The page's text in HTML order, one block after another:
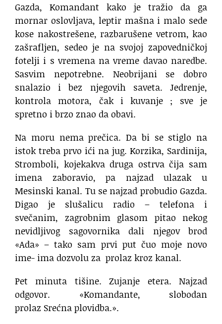
Gazda, Komandant kako je tražio da ga
mornar oslovljava, leptir mašna i malo sede
kose nakostrešene, razbarušene vetrom, kao
zašrafljen, sedeo je na svojoj zapovedničkoj
fotelji i s vremena na vreme davao naredbe.
Sasvim nepotrebne. Neobrijani se dobro
snalazio i bez njegovih saveta. Jedrenje,
kontrola motora, čak i kuvanje ; sve je
spretno i brzo znao da obavi.
Na moru nema prečica. Da bi se stiglo na
istok treba prvo ići na jug. Korzika, Sardinija,
Stromboli, kojekakva druga ostrva čija sam
imena zaboravio, pa najzad ulazak u
Mesinski kanal. Tu se najzad probudio Gazda.
Digao je slušalicu radio – telefona i
svečanim, zagrobnim glasom pitao nekog
nevidljivog sagovornika dali njegov brod
«Ada» – tako sam prvi put čuo moje novo
ime- ima dozvolu za prolaz kroz kanal.
Pet minuta tišine. Zujanje etera. Najzad
odgovor. «Komandante, slobodan
prolaz Srećna plovidba.».